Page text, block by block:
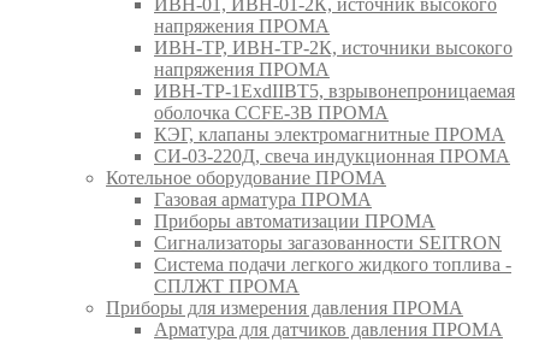
напряжения ПРОМА
ИВН-ТР, ИВН-ТР-2К, источники высокого
напряжения ПРОМА
ИВН-ТР-1ExdIIBT5, взрывонепроницаемая
оболочка CCFE-3B ПРОМА
КЭГ, клапаны электромагнитные ПРОМА
СИ-03-220Д, свеча индукционная ПРОМА
Котельное оборудование ПРОМА
Газовая арматура ПРОМА
Приборы автоматизации ПРОМА
Сигнализаторы загазованности SEITRON
Система подачи легкого жидкого топлива -
СПЛЖТ ПРОМА
Приборы для измерения давления ПРОМА
Арматура для датчиков давления ПРОМА